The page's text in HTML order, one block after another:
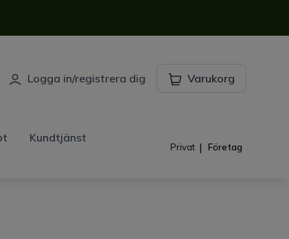
Logga in/registrera dig Varukorg
Kundtjänst
Privat | Företag